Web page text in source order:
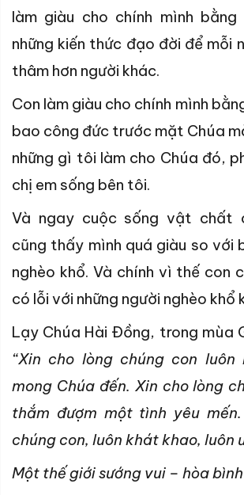
làm giàu cho chính mình
những kiến thức đạo đời để mỗi
thâm hơn người khác.
Con làm giàu cho chính mình
bao công đức trước mặt Chúa
những gì tôi làm cho Chúa đó,
chị em sống bên tôi.
Và ngay cuộc sống vật chất
cũng thấy mình quá giàu so với
nghèo khổ. Và chính vì thế con
có lỗi với những người nghèo khổ
Lạy Chúa Hài Ðồng, trong mùa
“Xin cho lòng chúng con luôn
mong Chúa đến. Xin cho lòng
thắm đượm một tình yêu
chúng con, luôn khát khao, luôn
Một thế giới sướng vui – hòa bình